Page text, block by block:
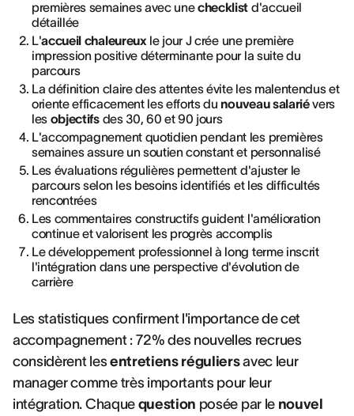
premières semaines avec unechecklist d'accueil
détaillée
L'accueil chaleureux le jour J crée une première
impression positive déterminante pour la suite du
parcours
La définition claire des attentes évite les malentendus et
oriente efficacement les efforts du nouveau salariévers
les objectifsdes 30, 60 et 90 jours
L'accompagnement quotidien pendant les premières
semaines assure un soutien constant et personnalisé
Les évaluations régulières permettent d'ajuster le
parcours selon les besoins identifiés et les difficultés
rencontrées
Les commentaires constructifs guident l'amélioration
continue et valorisent les progrès accomplis
Le développement professionnel à long terme inscrit
l'intégration dans une perspective d'évolution de
carrière
Les statistiques confirment l'importance de cet
accompagnement : 72% des nouvelles recrues
considèrent lesentretiens réguliersavec leur
manager comme très importants pour leur
intégration. Chaque question posée par le nouvel